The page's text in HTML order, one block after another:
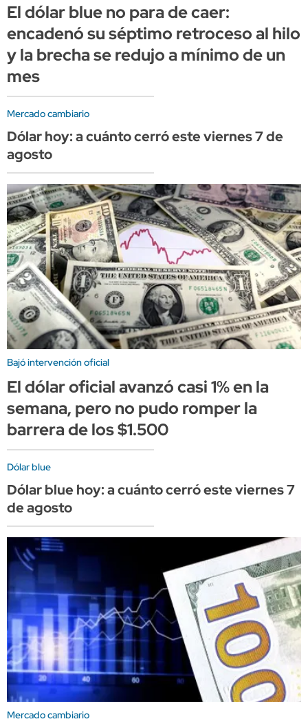
El dólar blue no para de caer:
encadenó su séptimo retroceso al hilo
y la brecha se redujo a mínimo de un
mes
Mercado cambiario
Dólar hoy: a cuánto cerró este viernes 7 de
agosto
Bajó intervención oficial
El dólar oficial avanzó casi 1% en la
semana, pero no pudo romper la
barrera de los $1.500
Dólar blue
Dólar blue hoy: a cuánto cerró este viernes 7
de agosto
Mercado cambiario